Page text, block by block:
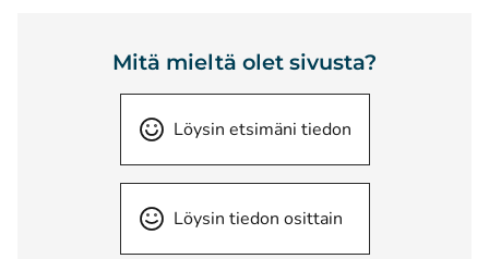
Mitä mieltä olet sivusta?
Löysin etsimäni tiedon
Löysin tiedon osittain